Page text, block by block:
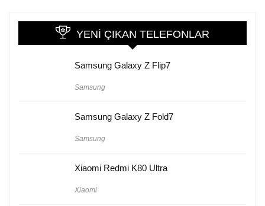
YENI ÇIKAN TELEFONLAR
Samsung Galaxy Z Flip7
Samsung
Samsung Galaxy Z Fold7
Samsung
Xiaomi Redmi K80 Ultra
Xiaomi